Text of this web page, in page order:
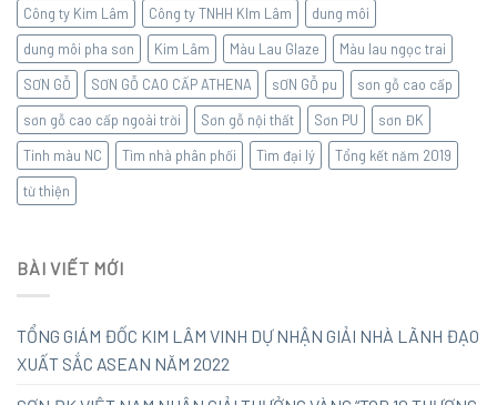
Công ty Kim Lâm
Công ty TNHH KIm Lâm
dung môi
dung môi pha sơn
Kim Lâm Màu Lau Glaze
Màu lau ngọc trai
SƠN GỖ
SƠN GỖ CAO CẤP ATHENA sƠN GỖ pu
sơn gỗ cao cấp
sơn gỗ cao cấp ngoài trời
Sơn gỗ nội thất Sơn PU
sơn ĐK
Tinh màu NC
Tìm nhà phân phối Tìm đại lý
Tổng kết năm 2019
từ thiện
BÀI VIẾT MỚI
TỔNG GIÁM ĐỐC KIM LÂM VINH DỰ NHẬN GIẢI NHÀ LÃNH ĐẠO
XUẤT SẮC ASEAN NĂM 2022